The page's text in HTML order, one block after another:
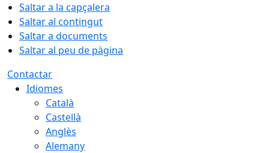
Saltar a la capçalera
Saltar al contingut
Saltar a documents
Saltar al peu de pàgina
Contactar
Idiomes
Català
Castellà
Anglès
Alemany